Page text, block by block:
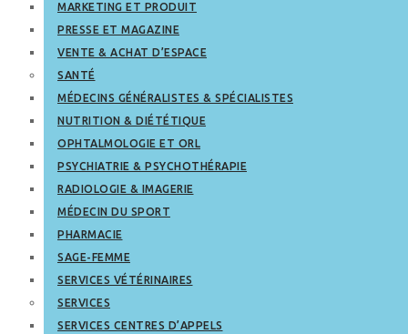
MARKETING ET PRODUIT
PRESSE ET MAGAZINE
VENTE & ACHAT D’ESPACE
SANTÉ
MÉDECINS GÉNÉRALISTES & SPÉCIALISTES
NUTRITION & DIÉTÉTIQUE
OPHTALMOLOGIE ET ORL
PSYCHIATRIE & PSYCHOTHÉRAPIE
RADIOLOGIE & IMAGERIE
MÉDECIN DU SPORT
PHARMACIE
SAGE-FEMME
SERVICES VÉTÉRINAIRES
SERVICES
SERVICES CENTRES D’APPELS